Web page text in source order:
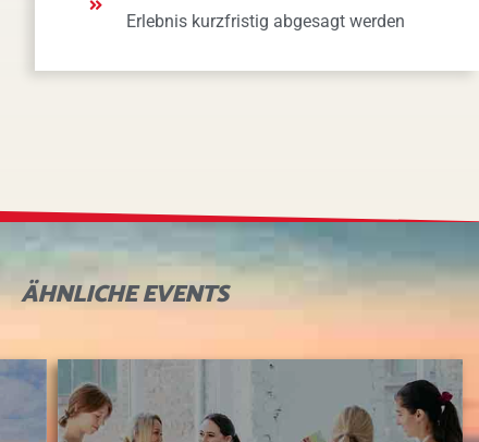
Erlebnis kurzfristig abgesagt werden
ÄHNLICHEEVENTS